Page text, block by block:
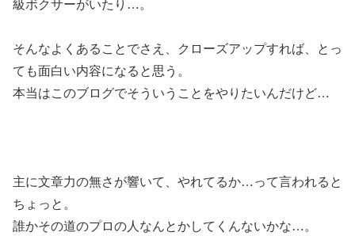
級ボクサーがいたり…。
そんなよくあることでさえ、クローズアップすれば、とっ
ても面白い内容になると思う。
本当はこのブログでそういうことをやりたいんだけど…
主に文章力の無さが響いて、やれてるか…って言われると
ちょっと。
誰かその道のプロの人なんとかしてくんないかな…。